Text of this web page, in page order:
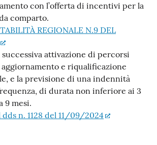
con l’offerta di incentivi per la
comparto.
REGIONALE N.9 DEL
successiva attivazione di percorsi
e riqualificazione
e la previsione di una indennità
di durata non inferiore ai 3
9 mesi.
dds n. 1128 del 11/09/2024